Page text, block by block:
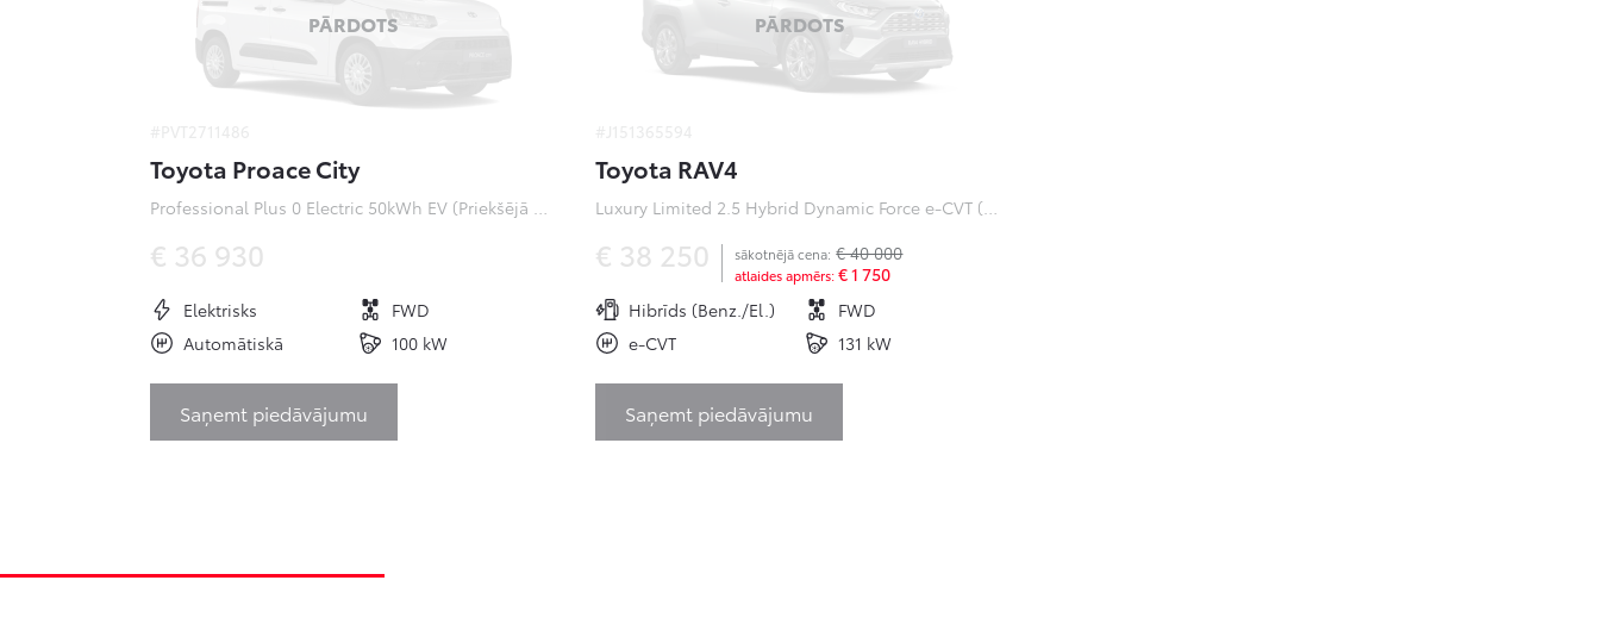
PĀRDOTS
Toyota Proace City
Professional Plus 0 Electric 50kWh EV (Priekšējā piedziņa) (100 kW)
€ 36 930
Elektrisks
FWD
Automātiskā
100 kW
Saņemt piedāvājumu
PĀRDOTS
Toyota RAV4
Luxury Limited 2.5 Hybrid Dynamic Force e-CVT (Priekšējā piedziņa) (131 kW)
€ 38 250 sākotnējā cena: € 40 000
atlaides apmērs: € 1 750
Hibrīds (Benz./El.)
FWD
e-CVT
131 kW
Saņemt piedāvājumu